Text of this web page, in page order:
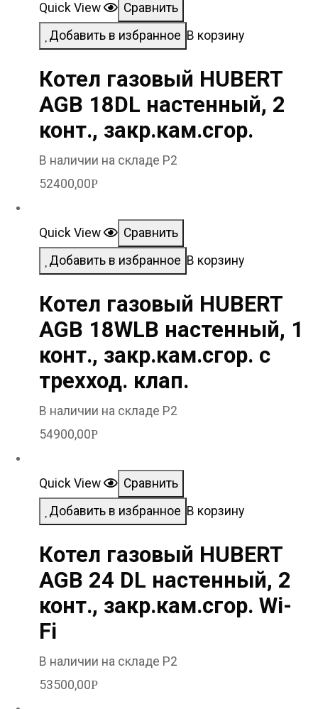
Quick View
Сравнить
Добавить в избранное В корзину
Котел газовый HUBERT
AGB 18DL настенный, 2
конт., закр.кам.сгор.
В наличии на складе Р2
52400,00Р
Quick View
Сравнить
Добавить в избранное В корзину
Котел газовый HUBERT
AGB 18WLB настенный, 1
конт., закр.кам.сгор. с
трехход. клап.
В наличии на складе Р2
54900,00Р
Quick View
Сравнить
Добавить в избранное В корзину
Котел газовый HUBERT
AGB 24 DL настенный, 2
конт., закр.кам.сгор. Wi-
Fi
В наличии на складе Р2
53500,00Р